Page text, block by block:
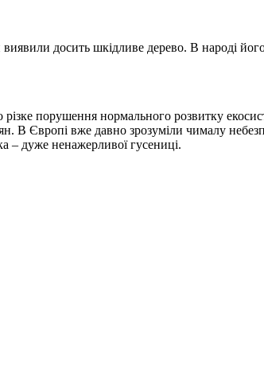
досить шкідливе дерево. В народі
різке порушення нормального розвитку
В Європі вже давно зрозуміли чималу
– дуже ненажерливої гусениці.